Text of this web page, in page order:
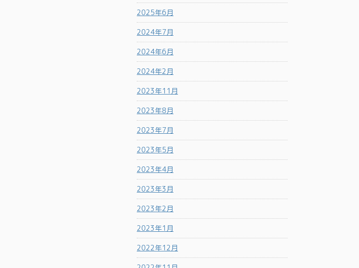
2025年6月
2024年7月
2024年6月
2024年2月
2023年11月
2023年8月
2023年7月
2023年5月
2023年4月
2023年3月
2023年2月
2023年1月
2022年12月